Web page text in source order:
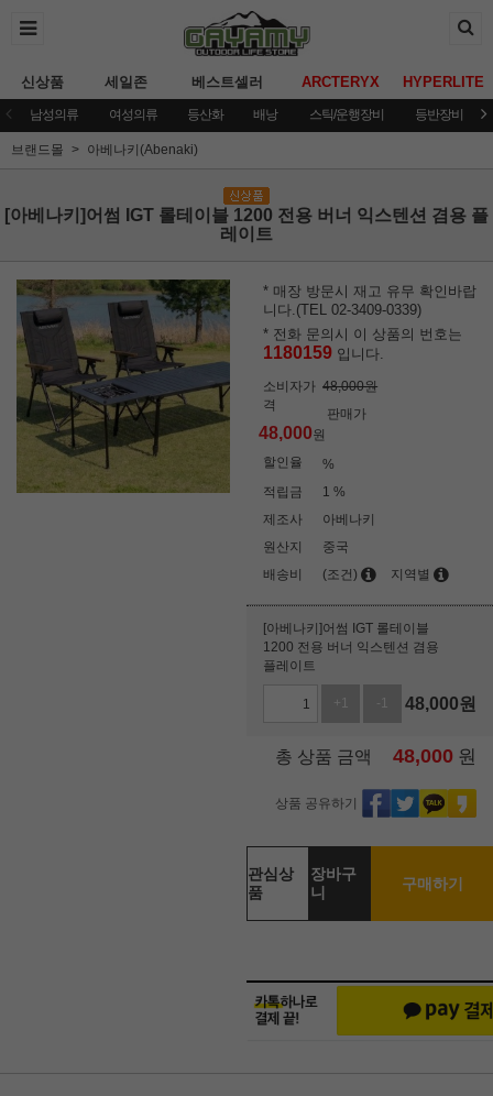
신상품 세일존 베스트셀러 ARCTERYX HYPERLITE
남성의류 여성의류 등산화 배낭 스틱/운행장비 등반장비
브랜드몰 아베나키(Abenaki)
[아베나키]어썸 IGT 롤테이블 1200 전용 버너 익스텐션 겸용 플
레이트
* 매장 방문시 재고 유무 확인바랍
니다.(TEL 02-3409-0339)
* 전화 문의시 이 상품의 번호는
1180159 입니다.
소비자가
격
48,000원
판매가
48,000원
할인율
%
적립금
1 %
제조사
아베나키
원산지
중국
배송비
(조건) 지역별
[아베나키]어썸 IGT 롤테이블
1200 전용 버너 익스텐션 겸용
플레이트
+1 -1 48,000원
총 상품 금액 48,000 원
상품 공유하기
관심상
품
장바구
니
구매하기